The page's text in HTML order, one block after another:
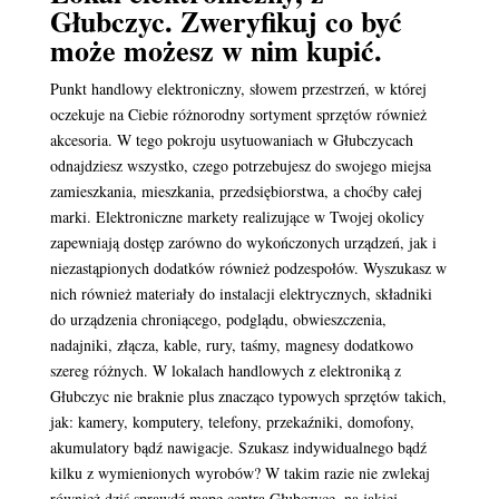
Głubczyc. Zweryfikuj co być
może możesz w nim kupić.
Punkt handlowy elektroniczny, słowem przestrzeń, w której
oczekuje na Ciebie różnorodny sortyment sprzętów również
akcesoria. W tego pokroju usytuowaniach w Głubczycach
odnajdziesz wszystko, czego potrzebujesz do swojego miejsa
zamieszkania, mieszkania, przedsiębiorstwa, a choćby całej
marki. Elektroniczne markety realizujące w Twojej okolicy
zapewniają dostęp zarówno do wykończonych urządzeń, jak i
niezastąpionych dodatków również podzespołów. Wyszukasz w
nich również materiały do instalacji elektrycznych, składniki
do urządzenia chroniącego, podglądu, obwieszczenia,
nadajniki, złącza, kable, rury, taśmy, magnesy dodatkowo
szereg różnych. W lokalach handlowych z elektroniką z
Głubczyc nie braknie plus znacząco typowych sprzętów takich,
jak: kamery, komputery, telefony, przekaźniki, domofony,
akumulatory bądź nawigacje. Szukasz indywidualnego bądź
kilku z wymienionych wyrobów? W takim razie nie zwlekaj